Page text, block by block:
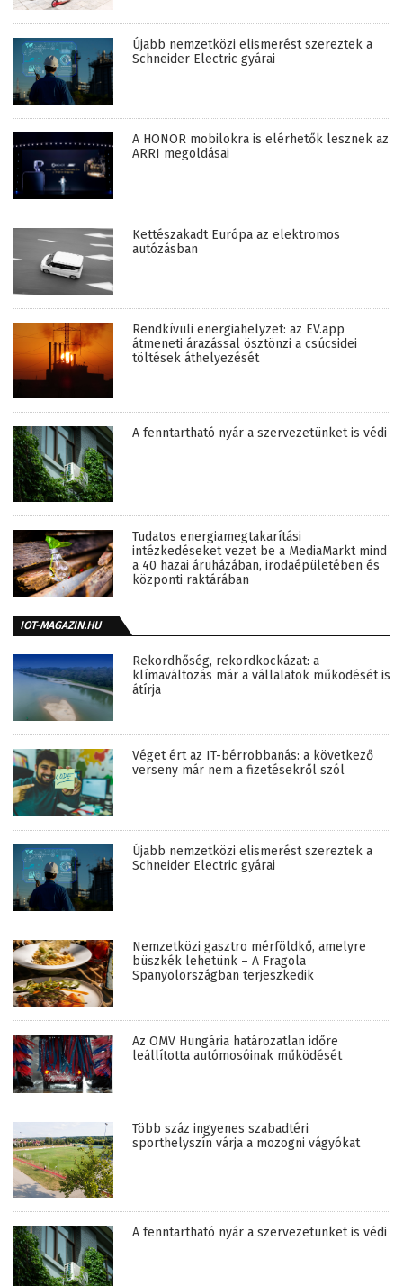
Újabb nemzetközi elismerést szereztek a
Schneider Electric gyárai
A HONOR mobilokra is elérhetők lesznek az
ARRI megoldásai
Kettészakadt Európa az elektromos
autózásban
Rendkívüli energiahelyzet: az EV.app
átmeneti árazással ösztönzi a csúcsidei
töltések áthelyezését
A fenntartható nyár a szervezetünket is védi
Tudatos energiamegtakarítási
intézkedéseket vezet be a MediaMarkt mind
a 40 hazai áruházában, irodaépületében és
központi raktárában
IOT-MAGAZIN.HU
Rekordhőség, rekordkockázat: a
klímaváltozás már a vállalatok működését is
átírja
Véget ért az IT-bérrobbanás: a következő
verseny már nem a fizetésekről szól
Újabb nemzetközi elismerést szereztek a
Schneider Electric gyárai
Nemzetközi gasztro mérföldkő, amelyre
büszkék lehetünk – A Fragola
Spanyolországban terjeszkedik
Az OMV Hungária határozatlan időre
leállította autómosóinak működését
Több száz ingyenes szabadtéri
sporthelyszín várja a mozogni vágyókat
A fenntartható nyár a szervezetünket is védi